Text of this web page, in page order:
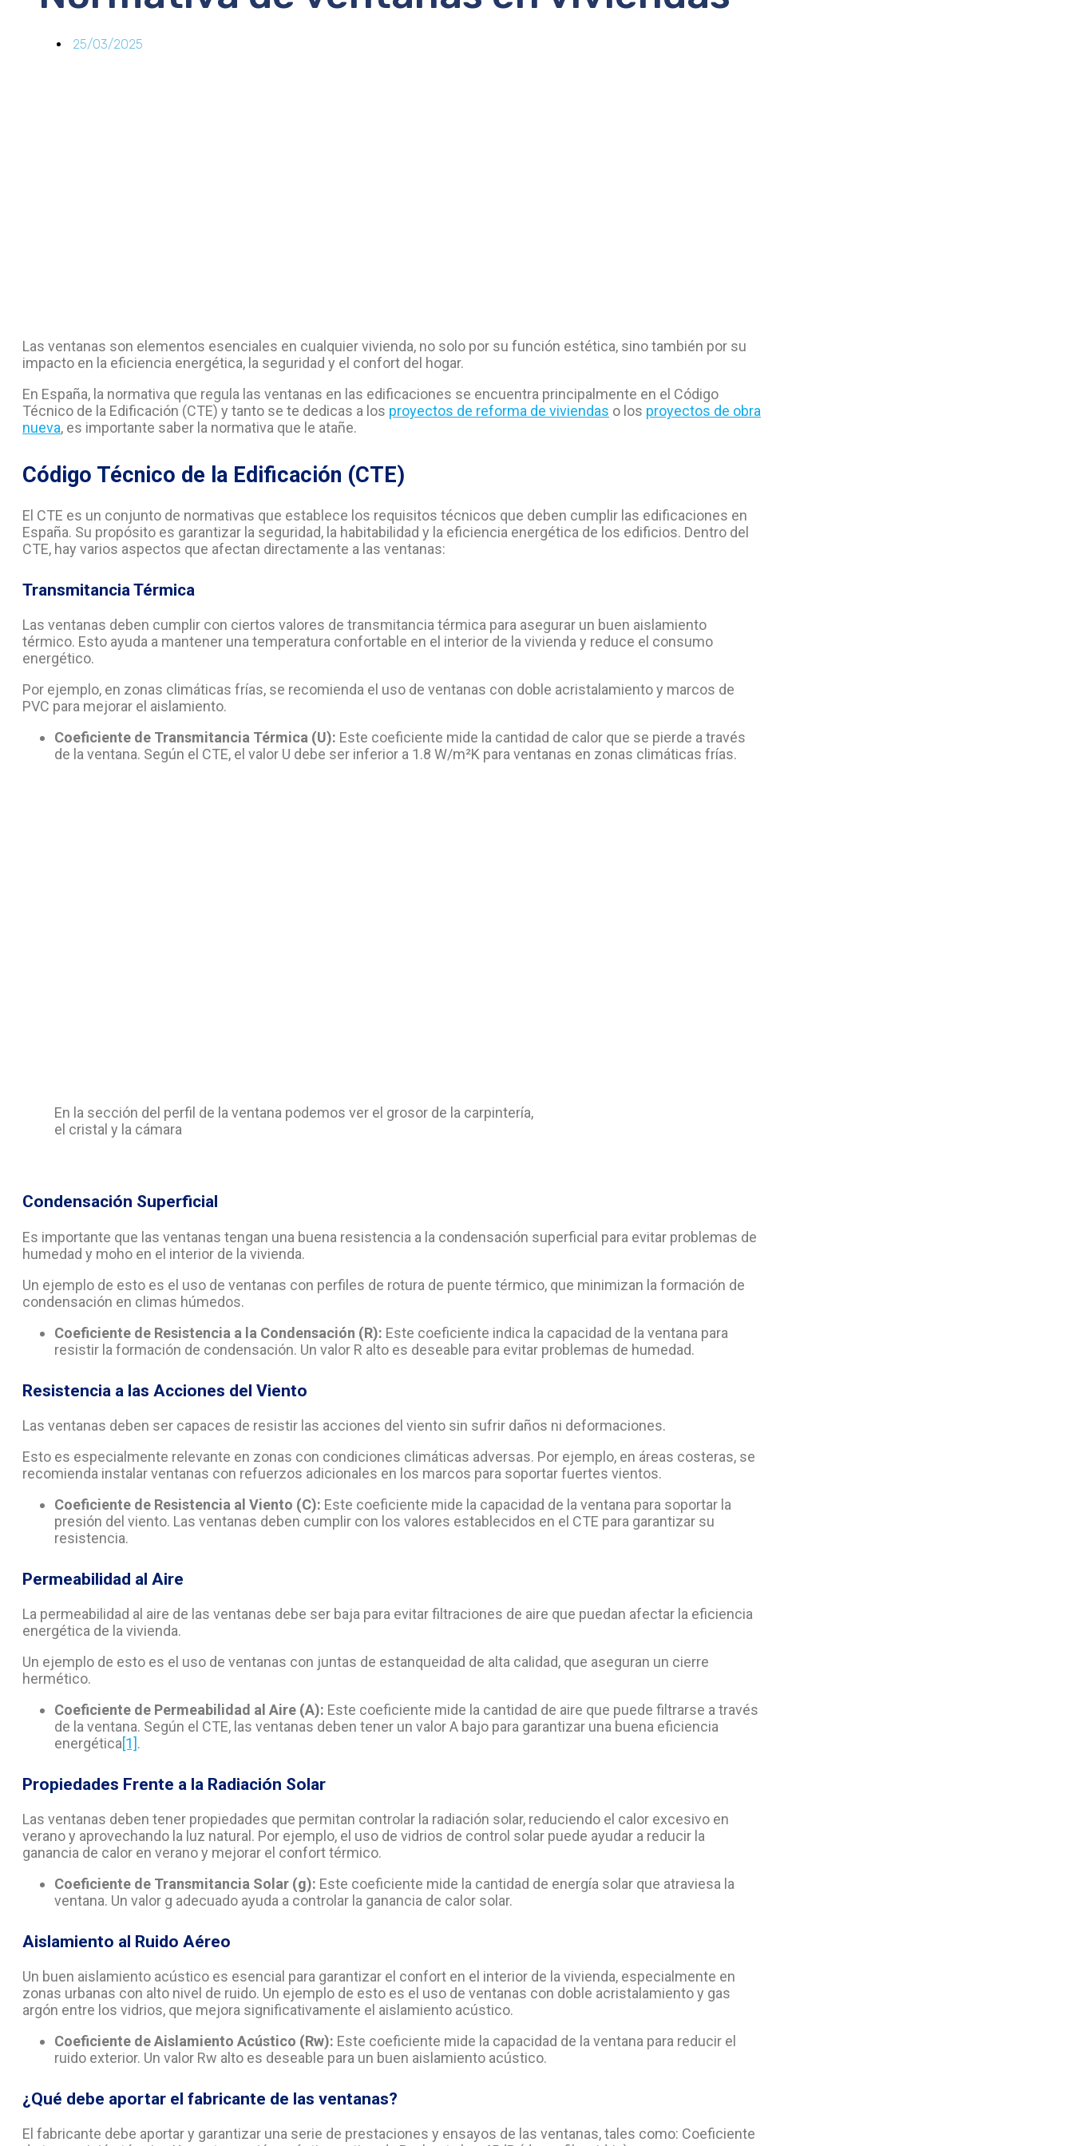
25/03/2025
Las ventanas son elementos esenciales en cualquier vivienda, no solo por su función estética, sino también por su
impacto en la eficiencia energética, la seguridad y el confort del hogar.
En España, la normativa que regula las ventanas en las edificaciones se encuentra principalmente en el Código
Técnico de la Edificación (CTE) y tanto se te dedicas a los proyectos de reforma de viviendas o los proyectos de obra
nueva, es importante saber la normativa que le atañe.
Código Técnico de la Edificación (CTE)
El CTE es un conjunto de normativas que establece los requisitos técnicos que deben cumplir las edificaciones en
España. Su propósito es garantizar la seguridad, la habitabilidad y la eficiencia energética de los edificios. Dentro del
CTE, hay varios aspectos que afectan directamente a las ventanas:
Transmitancia Térmica
Las ventanas deben cumplir con ciertos valores de transmitancia térmica para asegurar un buen aislamiento
térmico. Esto ayuda a mantener una temperatura confortable en el interior de la vivienda y reduce el consumo
energético.
Por ejemplo, en zonas climáticas frías, se recomienda el uso de ventanas con doble acristalamiento y marcos de
PVC para mejorar el aislamiento.
Coeficiente de Transmitancia Térmica (U): Este coeficiente mide la cantidad de calor que se pierde a través
de la ventana. Según el CTE, el valor U debe ser inferior a 1.8 W/m²K para ventanas en zonas climáticas frías.
En la sección del perfil de la ventana podemos ver el grosor de la carpintería,
el cristal y la cámara
Condensación Superficial
Es importante que las ventanas tengan una buena resistencia a la condensación superficial para evitar problemas de
humedad y moho en el interior de la vivienda.
Un ejemplo de esto es el uso de ventanas con perfiles de rotura de puente térmico, que minimizan la formación de
condensación en climas húmedos.
Coeficiente de Resistencia a la Condensación (R): Este coeficiente indica la capacidad de la ventana para
resistir la formación de condensación. Un valor R alto es deseable para evitar problemas de humedad.
Resistencia a las Acciones del Viento
Las ventanas deben ser capaces de resistir las acciones del viento sin sufrir daños ni deformaciones.
Esto es especialmente relevante en zonas con condiciones climáticas adversas. Por ejemplo, en áreas costeras, se
recomienda instalar ventanas con refuerzos adicionales en los marcos para soportar fuertes vientos.
Coeficiente de Resistencia al Viento (C): Este coeficiente mide la capacidad de la ventana para soportar la
presión del viento. Las ventanas deben cumplir con los valores establecidos en el CTE para garantizar su
resistencia.
Permeabilidad al Aire
La permeabilidad al aire de las ventanas debe ser baja para evitar filtraciones de aire que puedan afectar la eficiencia
energética de la vivienda.
Un ejemplo de esto es el uso de ventanas con juntas de estanqueidad de alta calidad, que aseguran un cierre
hermético.
Coeficiente de Permeabilidad al Aire (A): Este coeficiente mide la cantidad de aire que puede filtrarse a través
de la ventana. Según el CTE, las ventanas deben tener un valor A bajo para garantizar una buena eficiencia
energética[1].
Propiedades Frente a la Radiación Solar
Las ventanas deben tener propiedades que permitan controlar la radiación solar, reduciendo el calor excesivo en
verano y aprovechando la luz natural. Por ejemplo, el uso de vidrios de control solar puede ayudar a reducir la
ganancia de calor en verano y mejorar el confort térmico.
Coeficiente de Transmitancia Solar (g): Este coeficiente mide la cantidad de energía solar que atraviesa la
ventana. Un valor g adecuado ayuda a controlar la ganancia de calor solar.
Aislamiento al Ruido Aéreo
Un buen aislamiento acústico es esencial para garantizar el confort en el interior de la vivienda, especialmente en
zonas urbanas con alto nivel de ruido. Un ejemplo de esto es el uso de ventanas con doble acristalamiento y gas
argón entre los vidrios, que mejora significativamente el aislamiento acústico.
Coeficiente de Aislamiento Acústico (Rw): Este coeficiente mide la capacidad de la ventana para reducir el
ruido exterior. Un valor Rw alto es deseable para un buen aislamiento acústico.
¿Qué debe aportar el fabricante de las ventanas?
El fabricante debe aportar y garantizar una serie de prestaciones y ensayos de las ventanas, tales como: Coeficiente